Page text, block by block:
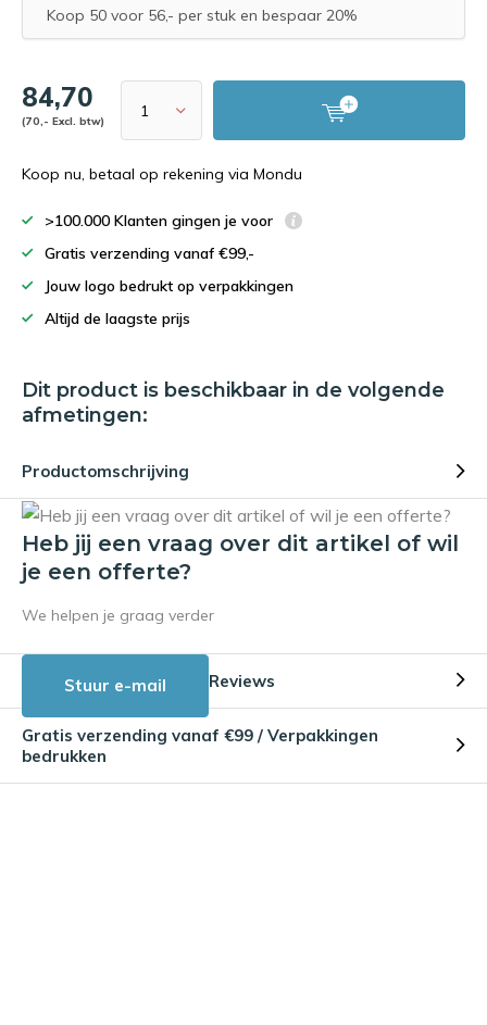
Koop 50 voor 56,- per stuk en bespaar 20%
84,70
(70,- Excl. btw)
Koop nu, betaal op rekening via Mondu
>100.000 Klanten gingen je voor
Gratis verzending vanaf €99,-
Jouw logo bedrukt op verpakkingen
Altijd de laagste prijs
Dit product is beschikbaar in de volgende
afmetingen:
Productomschrijving
Heb jij een vraag over dit artikel of wil
je een offerte?
We helpen je graag verder
Stuur e-mail Reviews
Gratis verzending vanaf €99 / Verpakkingen
bedrukken